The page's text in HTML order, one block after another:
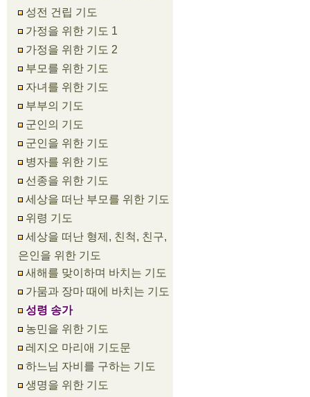
성전 건립 기도
가정을 위한 기도 1
가정을 위한 기도 2
부모를 위한 기도
자녀를 위한 기도
부부의 기도
군인의 기도
군인을 위한 기도
병자를 위한 기도
선종을 위한 기도
세상을 떠난 부모를 위한 기도
위령 기도
세상을 떠난 형제, 친척, 친구,
은인을 위한 기도
새해를 맞이하며 바치는 기도
가뭄과 장마 때에 바치는 기도
성령 송가
농민을 위한 기도
레지오 마리애 기도문
하느님 자비를 구하는 기도
생명을 위한 기도